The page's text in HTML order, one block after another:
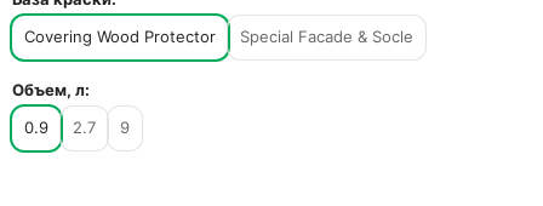
Covering Wood Protector
Special Facade & Socle
Объем, л:
0.9
2.7 9